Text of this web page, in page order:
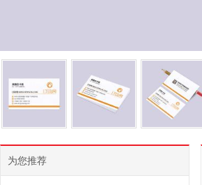
为您推荐